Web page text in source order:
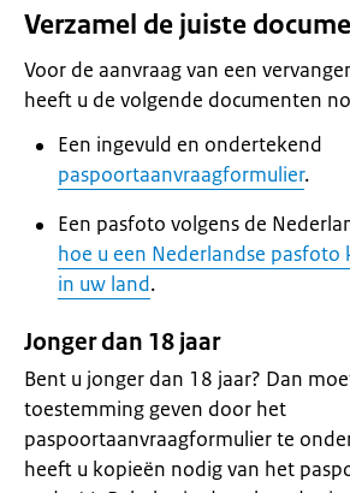
Verzamel de juiste
Voor de aanvraag van een
heeft u de volgende documenten
Een ingevuld en ondertekend
paspoortaanvraagformulier.
Een pasfoto volgens de
hoe u een Nederlandse
in uw land.
Jonger dan 18 jaar
Bent u jonger dan 18 jaar? Dan
toestemming geven door het
paspoortaanvraagformulier te
heeft u kopieën nodig van het